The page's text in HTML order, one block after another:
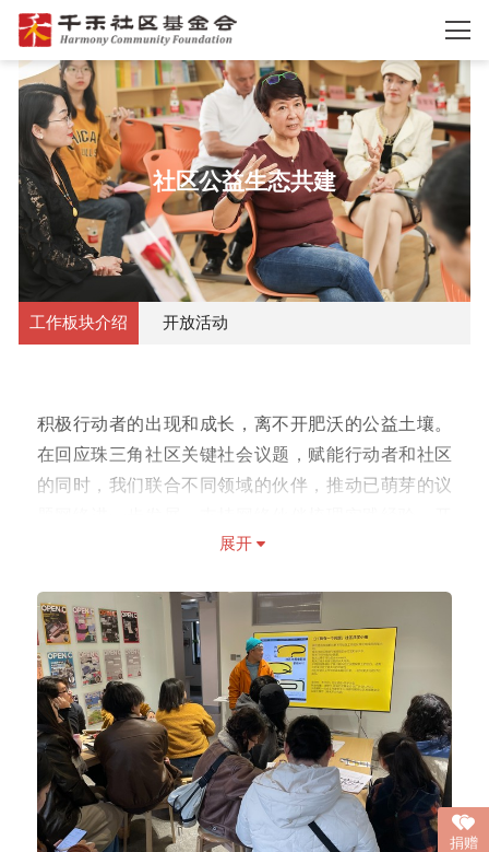
社区公益生态共建
工作板块介绍 开放活动
积极行动者的出现和成长，离不开肥沃的公益土壤。
在回应珠三角社区关键社会议题，赋能行动者和社区
的同时，我们联合不同领域的伙伴，推动已萌芽的议
展知识生产、协作、研讨交流与传播，培育多元的行
拓社区公益的行动空间。
此外，千禾也持续关注国内社区公益领域的动态，继
续合作运营禾平台等行业基础建设项目，培养社区公
益人才，促进不同区域间伙伴的共学与合作。
展开
捐赠